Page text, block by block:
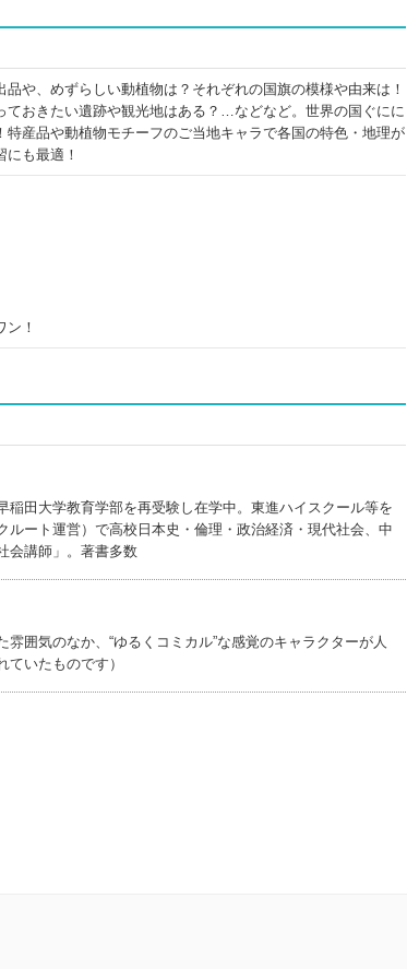
や、めずらしい動植物は？それぞれの国旗の模様や由来は！
ておきたい遺跡や観光地はある？…などなど。世界の国ぐにに
産品や動植物モチーフのご当地キャラで各国の特色・地理が
も最適！
！
田大学教育学部を再受験し在学中。東進ハイスクール等を
ート運営）で高校日本史・倫理・政治経済・現代社会、中
会講師」。著書多数
囲気のなか、“ゆるくコミカル”な感覚のキャラクターが人
いたものです）